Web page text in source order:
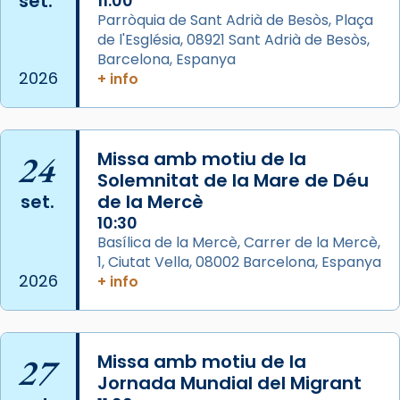
col·laboradors, a la Catedral de Barcelona.
L’arquebisbe de Barcelona, el cardenal Joan
Josep Omella, ha presidit la missa i l’ha
concelebrat el bisbe auxiliar de Barcelona,
Mons. David Abadías.
📸 Dr. G. Simón
Photo
View on Facebook · Share
Arquebisbat de Barcelona
2 weeks ago
Memòria de les santes Juliana i
Semproniana, verges i màrtirs.
partir de l’Edat Mitjana sorgeix la tradició
que les santes Juliana (“relatiu a Júlia”) i
2026
Parròquia de Sant Adrià de Besòs, Plaça
de l'Església, 08921 Sant Adrià de Besòs,
Barcelona, Espanya
+ info
24
set.
2026
Missa amb motiu de la
Solemnitat de la Mare de Déu
de la Mercè
10:30
Basílica de la Mercè, Carrer de la Mercè,
1, Ciutat Vella, 08002 Barcelona, Espanya
+ info
27
Missa amb motiu de la
Jornada Mundial del Migrant